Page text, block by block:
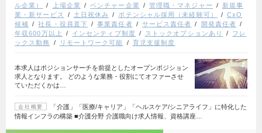
ル企業）
上場企業 ベンチャー企業 管理職・マネジャー
新規事
業・新サービス
土日祝休み ポテンシャル採用（未経験可）
CxO
候補
社長・役員直下 事業責任者 サービス責任者
開発責任者
年収600万以上
インセンティブ制度 ストックオプションあり
フレ
ックス勤務
リモートワーク可能 育児支援制度
本求人はポジションサーチを前提としたオープンポジション
求人となります。 どのような業務・役割にてオファーさせ
ていただくかは…
会社概要
「介護」「医療/キャリア」「ヘルスケア/シニアライフ」に特化した
情報インフラの構築 ■介護分野 介護職向け求人情報、資格講座…